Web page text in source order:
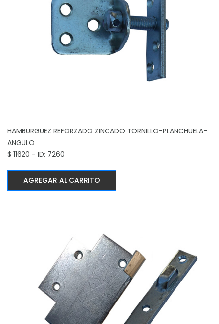
HAMBURGUEZ REFORZADO ZINCADO TORNILLO-PLANCHUELA-
ANGULO
$ 11620 - ID: 7260
AGREGAR AL CARRITO